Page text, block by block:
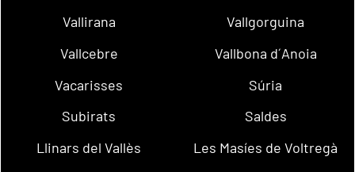
Vallirana
Vallgorguina
Vallcebre
Vallbona d´Anoia
Vacarisses
Súria
Subirats
Saldes
Llinars del Vallès
Les Masíes de Voltregà